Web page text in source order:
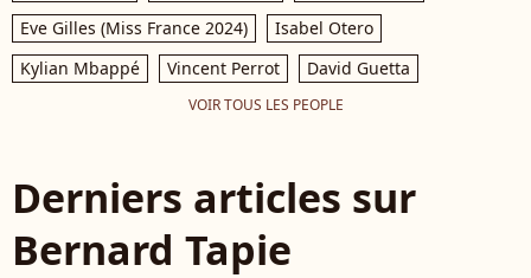
Eve Gilles (Miss France 2024)
Isabel Otero
Kylian Mbappé
Vincent Perrot David Guetta
VOIR TOUS LES PEOPLE
Derniers articles sur
Bernard Tapie